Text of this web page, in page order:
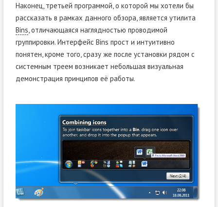
Наконец, третьей программой, о которой мы хотели бы
рассказать в рамках данного обзора, является утилита
Bins , отличающаяся наглядностью проводимой
группировки. Интерфейс Bins прост и интуитивно
понятен, кроме того, сразу же после установки рядом с
системным треем возникает небольшая визуальная
демонстрация принципов её работы.